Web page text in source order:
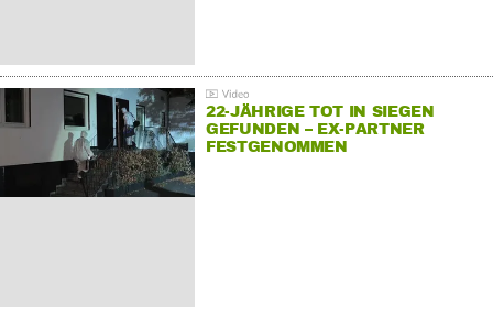
22-JÄHRIGE TOT IN SIEGEN
GEFUNDEN – EX-PARTNER
FESTGENOMMEN